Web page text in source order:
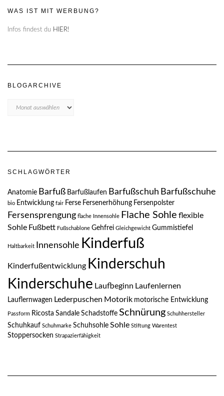
WAS IST MIT WERBUNG?
Infos findest du HIER!
BLOGARCHIVE
SCHLAGWÖRTER
Anatomie Barfuß Barfußlaufen Barfußschuh Barfußschuhe
bio Entwicklung fair Ferse Fersenerhöhung Fersenpolster
Fersensprengung flache Innensohle Flache Sohle flexible
Sohle Fußbett Fußschablone Gehfrei Gleichgewicht Gummistiefel
Haltbarkeit Innensohle Kinderfuß
Kinderfußentwicklung Kinderschuh
Kinderschuhe Laufbeginn Laufenlernen
Lauflernwagen Lederpuschen Motorik motorische Entwicklung
Passform Ricosta Sandale Schadstoffe Schnürung Schuhhersteller
Schuhkauf Schuhmarke Schuhsohle Sohle Stiftung Warentest
Stoppersocken Strapazierfähigkeit